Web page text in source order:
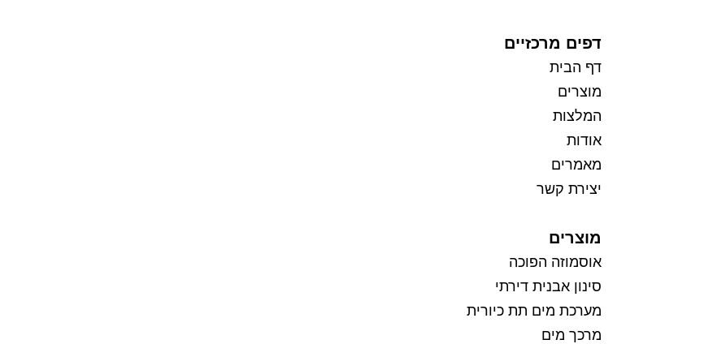
דפים מרכזיים
דף הבית
מוצרים
המלצות
אודות
מאמרים
יצירת קשר
מוצרים
אוסמוזה הפוכה
סינון אבנית דירתי
מערכת מים תת כיורית
מרכך מים